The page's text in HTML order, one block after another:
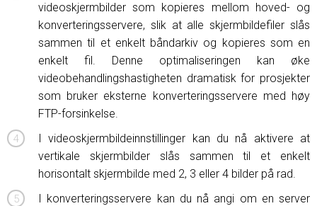
videoskjermbilder som kopieres mellom hoved- og
konverteringsservere, slik at alle skjermbildefiler slås
sammen til et enkelt båndarkiv og kopieres som en
enkelt fil. Denne optimaliseringen kan øke
videobehandlingshastigheten dramatisk for prosjekter
som bruker eksterne konverteringsservere med høy
FTP-forsinkelse.
I videoskjermbildeinnstillinger kan du nå aktivere at
vertikale skjermbilder slås sammen til et enkelt
horisontalt skjermbilde med 2, 3 eller 4 bilder på rad.
I konverteringsservere kan du nå angi om en server